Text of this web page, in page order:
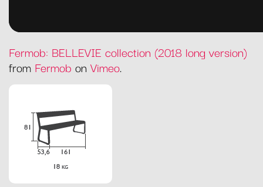
Fermob: BELLEVIE collection (2018 long version)
from Fermob on Vimeo.